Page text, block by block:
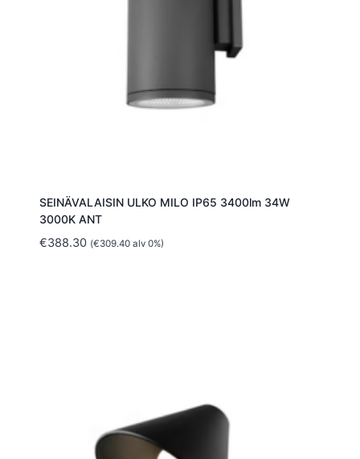
SEINÄVALAISIN ULKO MILO IP65 3400lm 34W
3000K ANT
€388.30 (€309.40alv 0%)